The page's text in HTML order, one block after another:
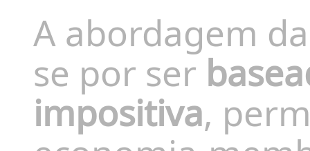
A abordagem
se por ser
impositiva,